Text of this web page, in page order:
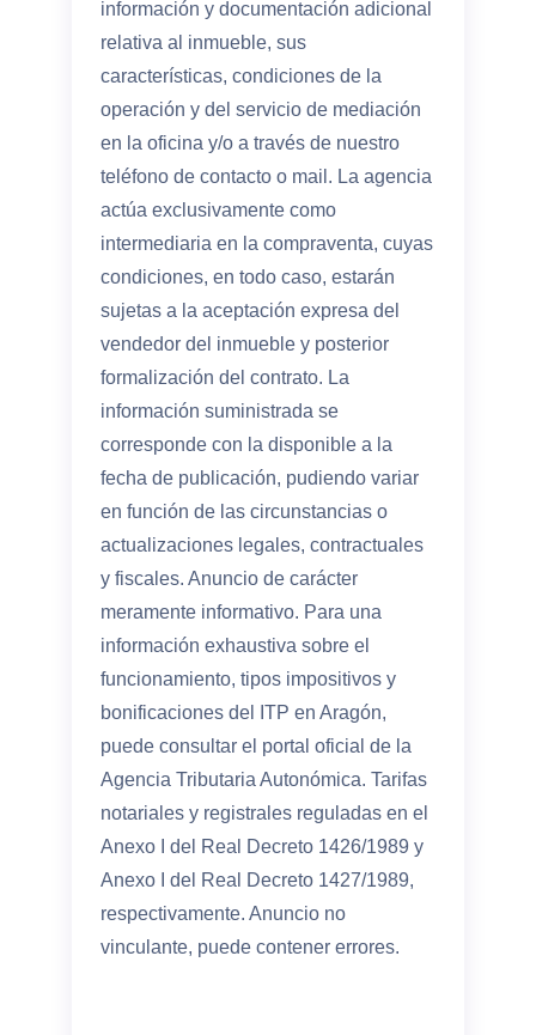
información y documentación adicional
relativa al inmueble, sus
características, condiciones de la
operación y del servicio de mediación
en la oficina y/o a través de nuestro
teléfono de contacto o mail. La agencia
actúa exclusivamente como
intermediaria en la compraventa, cuyas
condiciones, en todo caso, estarán
sujetas a la aceptación expresa del
vendedor del inmueble y posterior
formalización del contrato. La
información suministrada se
corresponde con la disponible a la
fecha de publicación, pudiendo variar
en función de las circunstancias o
actualizaciones legales, contractuales
y fiscales. Anuncio de carácter
meramente informativo. Para una
información exhaustiva sobre el
funcionamiento, tipos impositivos y
bonificaciones del ITP en Aragón,
puede consultar el portal oficial de la
Agencia Tributaria Autonómica. Tarifas
notariales y registrales reguladas en el
Anexo I del Real Decreto 1426/1989 y
Anexo I del Real Decreto 1427/1989,
respectivamente. Anuncio no
vinculante, puede contener errores.